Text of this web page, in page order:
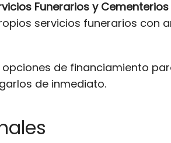
Funerarios y
servicios funerarios con
de financiamiento
de inmediato.